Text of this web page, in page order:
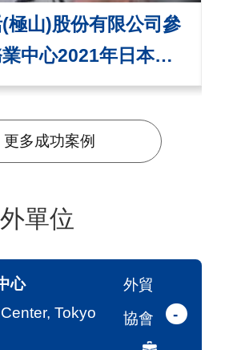
極山)股份有限公司參
中心2021年日本及
態時尚生活商機-文
拓銷團」，主力產品
自立筆】成功連線
書店」及新加坡
】
更多成功案例
單位
心
Tokyo
外貿
協會
-